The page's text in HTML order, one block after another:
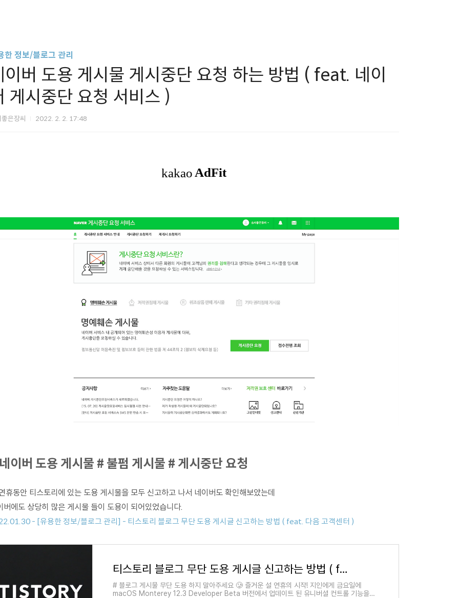
한 정보/블로그 관리
이버 도용 게시물 게시중단 요청 하는 방법 ( feat. 네이
게시중단 요청 서비스 )
은장씨 2022. 2. 2. 17:48
이버 도용 게시물 # 불펌 게시물 # 게시중단 요청
휴동안 티스토리에 있는 도용 게시물을 모두 신고하고 나서 네이버도 확인해보았는데
버에도 상당히 많은 게시물 들이 도용이 되어있었습니다.
- [유용한 정보/블로그 관리] - 티스토리 블로그 무단 도용 게시글 신고하는 방법 ( feat. 다음 고객센터 )
티스토리 블로그 무단 도용 게시글 신고하는 방법 ( feat. 다음 고객센터 )
# 블로그 게시물 무단 도용 하지 말아주세요 🥲 즐거운 설 연휴의 시작! 지인에게 금요일에
macOS Monterey 12.3 Developer Beta 버전에서 업데이트 된 유니버셜 컨트롤 기능을